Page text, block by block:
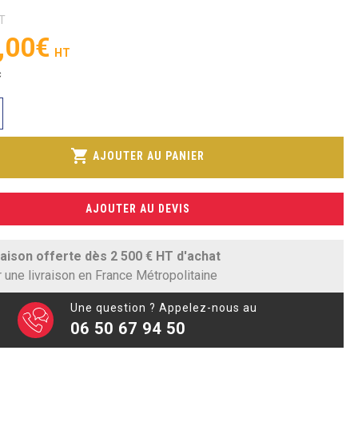
€
shopping_cart AJOUTER AU PANIER
AJOUTER AU DEVIS
offerte dès 2 500 € HT d'achat
une livraison en France Métropolitaine
Une question ? Appelez-nous au
06 50 67 94 50